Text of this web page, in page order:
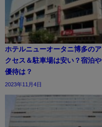
ホテルニューオータニ博多のア
クセス＆駐車場は安い？宿泊や
優待は？
2023年11月4日